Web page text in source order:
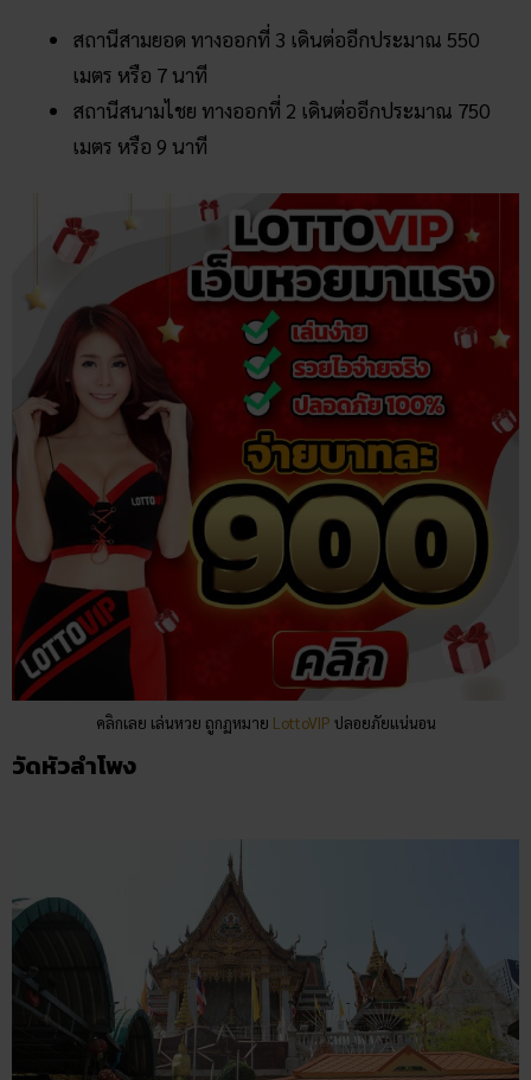
สถานีสามยอด ทางออกที่ 3 เดินต่ออีกประมาณ 550
เมตร หรือ 7 นาที
สถานีสนามไชย ทางออกที่ 2 เดินต่ออีกประมาณ 750
เมตร หรือ 9 นาที
คลิกเลย เล่นหวย ถูกฏหมาย LottoVIP ปลอยภัยแน่นอน
วัดหัวลำโพง